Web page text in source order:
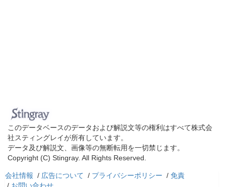
このデータベースのデータおよび解説文等の権利はすべて株式会
社スティングレイが所有しています。
データ及び解説文、画像等の無断転用を一切禁じます。
Copyright (C) Stingray. All Rights Reserved.
会社情報 / 広告について / プライバシーポリシー / 免責